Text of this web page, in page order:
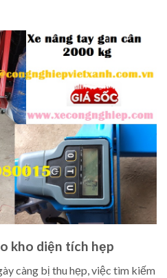
kho diện tích hẹp
càng bị thu hẹp, việc tìm kiếm